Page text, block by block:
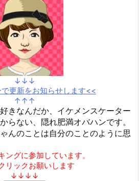
↓↓↓
更新をお知らせします<<
↑↑↑
きなんだか、イケメンスケーター
らない、隠れ肥満オバハンです。
んのことは自分のことのように思
ングに参加しています。
リックお願いします
↓↓↓↓